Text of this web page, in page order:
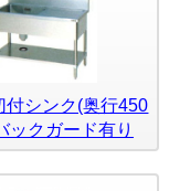
付シンク(奥行450
クガード有り